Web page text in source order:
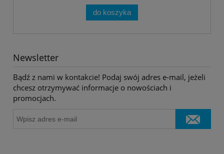
do koszyka
Newsletter
Bądź z nami w kontakcie! Podaj swój adres e-mail, jeżeli
chcesz otrzymywać informacje o nowościach i
promocjach.